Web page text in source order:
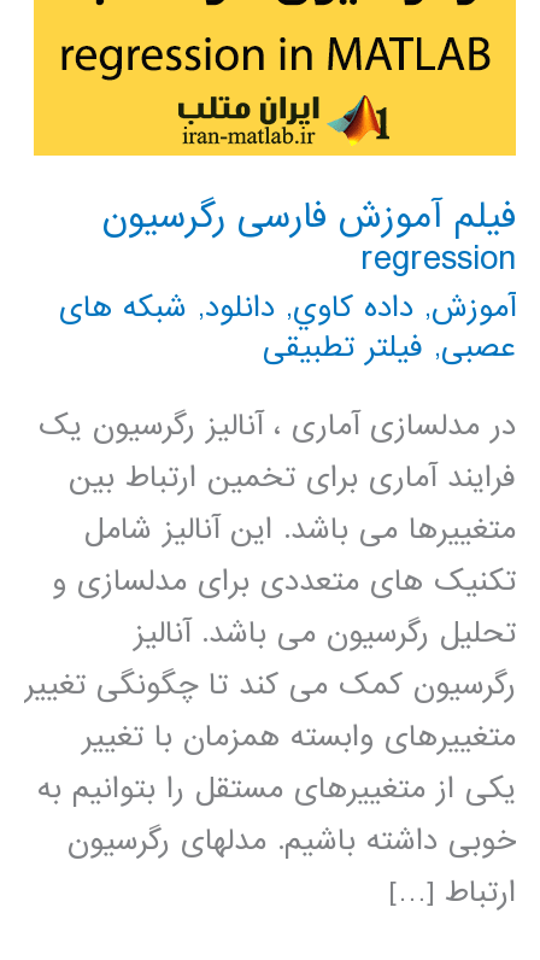
فیلم آموزش فارسی رگرسیون
regression
آموزش, داده كاوي, دانلود, شبکه های
عصبی, فیلتر تطبیقی
در مدلسازی آماری ، آنالیز رگرسیون یک
فرایند آماری برای تخمین ارتباط بین
متغییرها می باشد. این آنالیز شامل
تکنیک های متعددی برای مدلسازی و
تحلیل رگرسیون می باشد. آنالیز
رگرسیون کمک می کند تا چگونگی تغییر
متغییرهای وابسته همزمان با تغییر
یکی از متغییرهای مستقل را بتوانیم به
خوبی داشته باشیم. مدلهای رگرسیون
ارتباط […]